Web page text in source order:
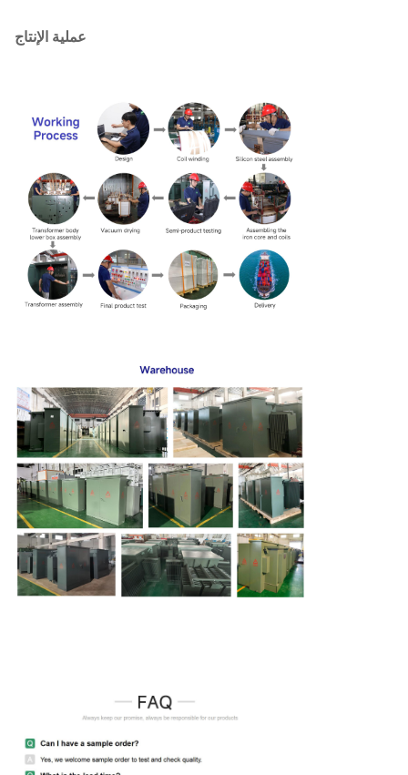
عملية الإنتاج